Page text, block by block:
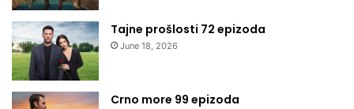
Tajne prošlosti 72 epizoda
June 18, 2026
Crno more 99 epizoda